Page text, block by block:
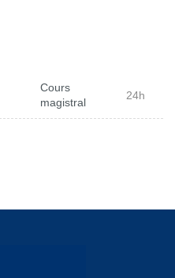
Cours
magistral
24h